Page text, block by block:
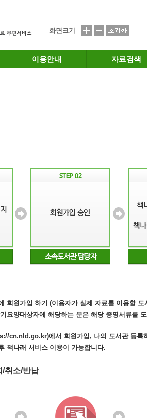
화면크기
이용안내 자료검색
회원가입 하기 (이용자가 실제 자료를 이용할 도
요양대상자에 해당하는 분은 해당 증명서류를
cn.nld.go.kr)에서 회원가입, 나의 도서관 등록
책나래 서비스 이용이 가능합니다.
/취소/반납